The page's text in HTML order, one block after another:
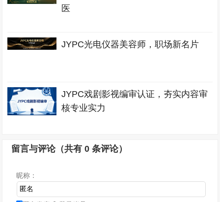
医
JYPC光电仪器美容师，职场新名片
JYPC戏剧影视编审认证，夯实内容审
核专业实力
留言与评论（共有0 条评论）
昵称：